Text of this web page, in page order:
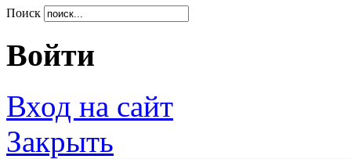
Поиск
Войти
Вход на сайт
Закрыть